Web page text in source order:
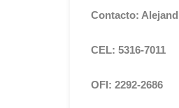
Contacto:
CEL: 5316-7011
OFI: 2292-2686